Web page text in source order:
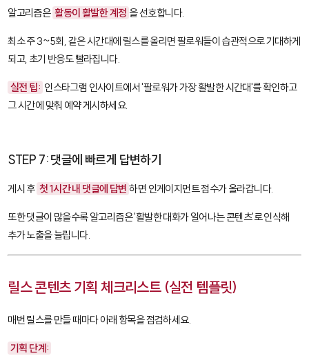
알고리즘은 활동이 활발한 계정 을 선호합니다.
최소 주 3~5회, 같은 시간대에 릴스를 올리면 팔로워들이 습관적으로 기대하게
되고, 초기 반응도 빨라집니다.
실전 팁: 인스타그램 인사이트에서 '팔로워가 가장 활발한 시간대'를 확인하고
그 시간에 맞춰 예약 게시하세요.
STEP 7: 댓글에 빠르게 답변하기
게시 후 첫 1시간 내 댓글에 답변 하면 인게이지먼트 점수가 올라갑니다.
또한 댓글이 많을수록 알고리즘은 '활발한 대화가 일어나는 콘텐츠'로 인식해
추가 노출을 늘립니다.
릴스 콘텐츠 기획 체크리스트 (실전 템플릿)
매번 릴스를 만들 때마다 아래 항목을 점검하세요.
기획 단계: